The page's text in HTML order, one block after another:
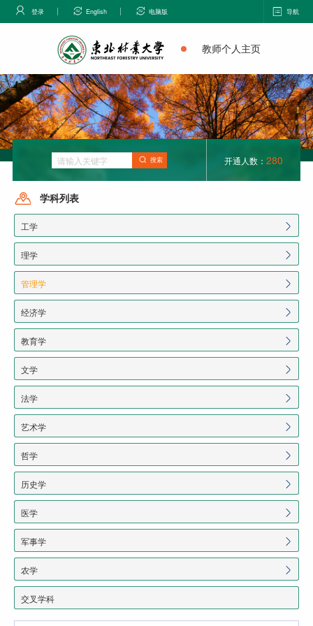
登录 English 电脑版 导航
教师个人主页
搜索 开通人数： 280
学科列表
工学
理学
管理学
经济学
教育学
文学
法学
艺术学
哲学
历史学
医学
军事学
农学
交叉学科